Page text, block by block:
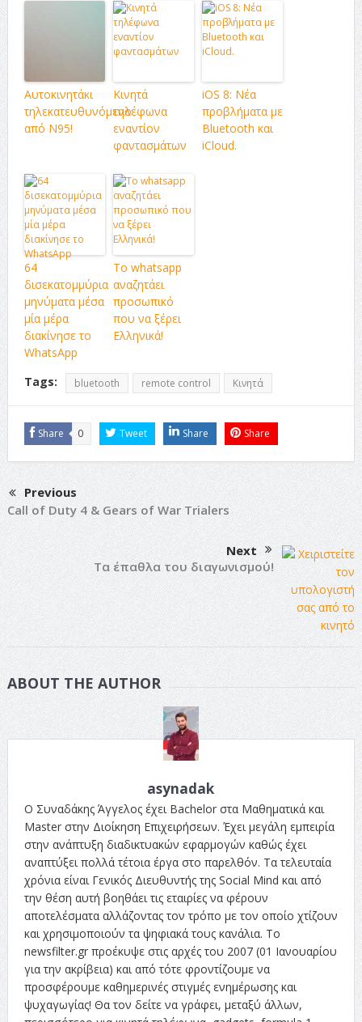
Αυτοκινητάκι
τηλεκατευθυνόμενο
από N95!
Κινητά
τηλέφωνα
εναντίον
φαντασμάτων
iOS 8: Νέα
προβλήματα με
Bluetooth και
iCloud.
64
δισεκατομμύρια
μηνύματα μέσα
μία μέρα
διακίνησε το
WhatsApp
Το whatsapp
αναζητάει
προσωπικό
που να ξέρει
Ελληνικά!
Tags: bluetooth remote control Κινητά
Share 0 Tweet Share Share
Previous
Call of Duty 4 & Gears of War Trialers
Next
Τα έπαθλα του διαγωνισμού!
ABOUT THE AUTHOR
asynadak
Ο Συναδάκης Άγγελος έχει Bachelor στα Μαθηματικά και
Master στην Διοίκηση Επιχειρήσεων. Έχει μεγάλη εμπειρία
στην ανάπτυξη διαδικτυακών εφαρμογών καθώς έχει
αναπτύξει πολλά τέτοια έργα στο παρελθόν. Τα τελευταία
χρόνια είναι Γενικός Διευθυντής της Social Mind και από
την θέση αυτή βοηθάει τις εταιρίες να φέρουν
αποτελέσματα αλλάζοντας τον τρόπο με τον οποίο χτίζουν
και χρησιμοποιούν τα ψηφιακά τους κανάλια. Το
newsfilter.gr προέκυψε στις αρχές του 2007 (01 Ιανουαρίου
για την ακρίβεια) και από τότε φροντίζουμε να
προσφέρουμε καθημερινές στιγμές ενημέρωσης και
ψυχαγωγίας! Θα τον δείτε να γράφει, μεταξύ άλλων,